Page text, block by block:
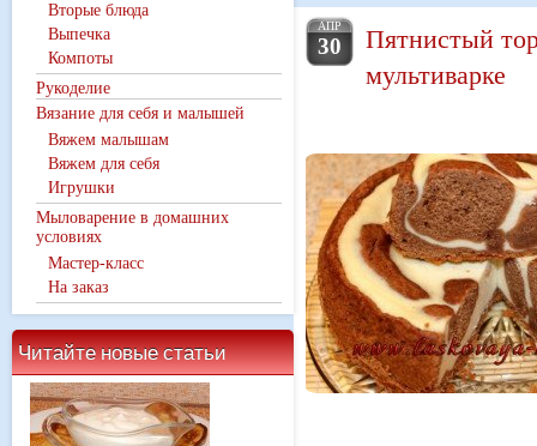
Вторые блюда
Выпечка
Компоты
Рукоделие
Вязание для себя и малышей
Вяжем малышам
Вяжем для себя
Игрушки
Мыловарение в домашних
условиях
Мастер-класс
На заказ
Читайте новые статьи
АПР
30
Пятнистый
мультиварке